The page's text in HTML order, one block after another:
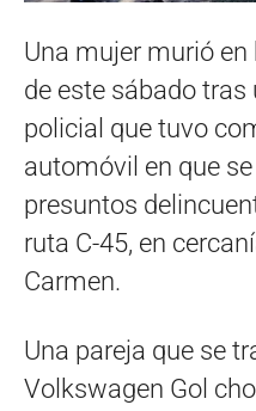
Una mujer murió
de este sábado tras
policial que tuvo
automóvil en que
presuntos
ruta C-45, en
Carmen.
Una pareja que se
Volkswagen Gol